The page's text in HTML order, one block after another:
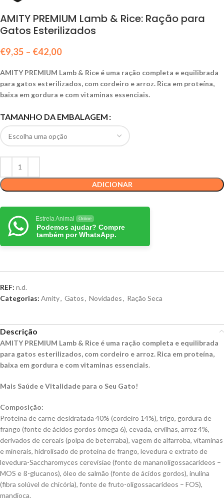
AMITY PREMIUM Lamb & Rice: Ração para
Gatos Esterilizados
€9,35 – €42,00
AMITY PREMIUM Lamb & Rice é uma ração completa e equilibrada
para gatos esterilizados, com cordeiro e arroz. Rica em proteína,
baixa em gordura e com vitaminas essenciais.
TAMANHO DA EMBALAGEM
ADICIONAR
Estrela Animal Online
Podemos ajudar? Compre
também por WhatsApp.
REF: n.d.
Categorias: Amity, Gatos, Novidades, Ração Seca
Descrição
AMITY PREMIUM Lamb & Rice é uma ração completa e equilibrada
para gatos esterilizados, com cordeiro e arroz. Rica em proteína,
baixa em gordura e com vitaminas essenciais.
Mais Saúde e Vitalidade para o Seu Gato!
Composição:
Proteína de carne desidratada 40% (cordeiro 14%), trigo, gordura de
frango (fonte de ácidos gordos ómega 6), cevada, ervilhas, arroz 4%,
derivados de cereais (polpa de beterraba), vagem de alfarroba, vitaminas
e minerais, hidrolisado de proteína de frango, levedura e extrato de
levedura-Saccharomyces cerevisiae(fonte demananoligossacarídeos –
MOS e ß-glucanos), óleo de salmão (fonte de ácidos gordos), inulina
(fibra solúvel de chicória), fonte de fruto-oligossacarídeos – FOS),
mandioca.